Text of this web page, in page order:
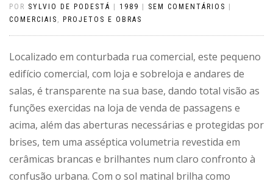
POR SYLVIO DE PODESTÁ 1989 SEM COMENTÁRIOS
COMERCIAIS , PROJETOS E OBRAS
Localizado em conturbada rua comercial, este pequeno
edifício comercial, com loja e sobreloja e andares de
salas, é transparente na sua base, dando total visão as
funções exercidas na loja de venda de passagens e
acima, além das aberturas necessárias e protegidas por
brises, tem uma asséptica volumetria revestida em
cerâmicas brancas e brilhantes num claro confronto à
confusão urbana. Com o sol matinal brilha como